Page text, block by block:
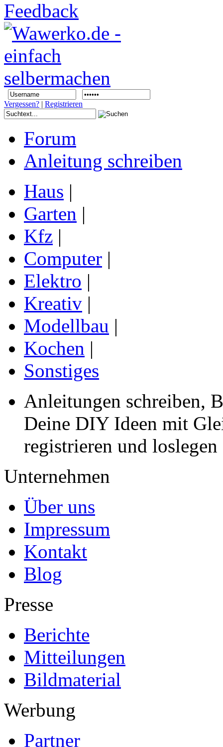
Vergessen? | Registrieren
Forum
Anleitung schreiben
Haus |
Garten |
Kfz |
Computer |
Elektro |
Kreativ |
Modellbau |
Kochen |
Sonstiges
Anleitungen schreiben,
Deine DIY Ideen mit
registrieren und loslegen
Unternehmen
Über uns
Impressum
Kontakt
Blog
Presse
Berichte
Mitteilungen
Bildmaterial
Werbung
Partner